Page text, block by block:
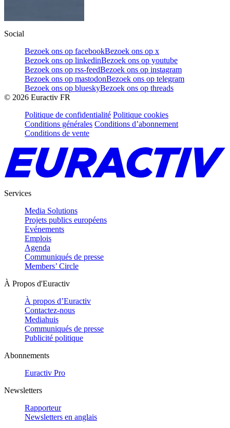
Social
Bezoek ons op facebookBezoek ons op x
Bezoek ons op linkedinBezoek ons op youtube
Bezoek ons op rss-feedBezoek ons op instagram
Bezoek ons op mastodonBezoek ons op telegram
Bezoek ons op blueskyBezoek ons op threads
© 2026 Euractiv FR
Politique de confidentialité Politique cookies
Conditions générales Conditions d’abonnement
Conditions de vente
Services
Media Solutions
Projets publics européens
Evénements
Emplois
Agenda
Communiqués de presse
Members’ Circle
À Propos d'Euractiv
À propos d’Euractiv
Contactez-nous
Mediahuis
Communiqués de presse
Publicité politique
Abonnements
Euractiv Pro
Newsletters
Rapporteur
Newsletters en anglais